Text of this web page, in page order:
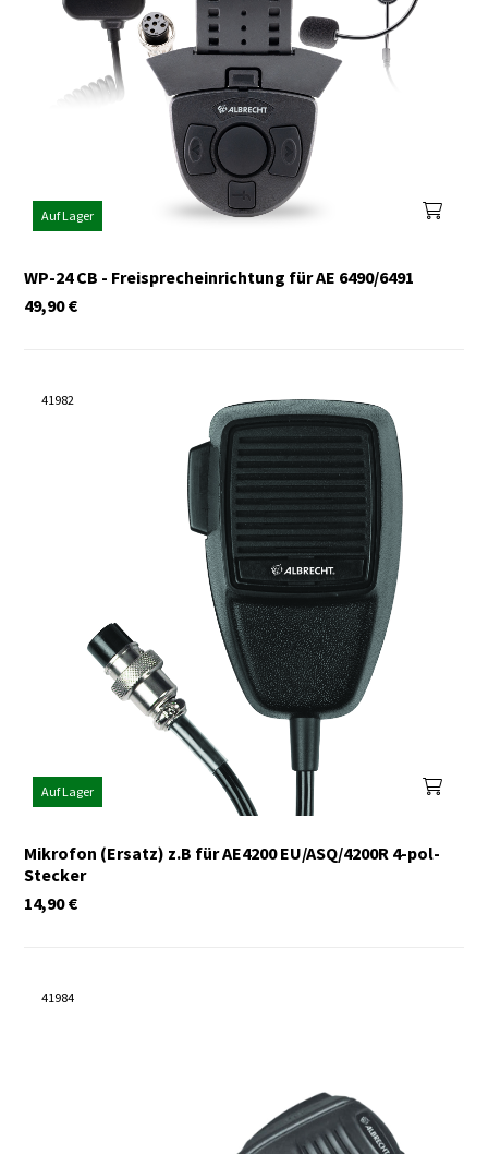
Auf Lager
WP-24 CB - Freisprecheinrichtung für AE 6490/6491
€
49,90
41982
Auf Lager
Mikrofon (Ersatz) z.B für AE4200 EU/ASQ/4200R 4-pol-
Stecker
€
14,90
41984